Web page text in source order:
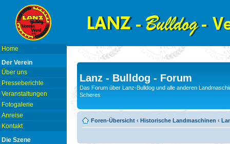
Home
Der Verein
Über uns
Presseberichte
Veranstaltungen
Fotogalerie
Anreise
Kontakt
Die Szene
Lanz - Bulldog - Forum
Das Forum über Lanz-Bulldog und alle anderen
Scheres
Foren-Übersicht ‹ Historische Landmaschinen ‹